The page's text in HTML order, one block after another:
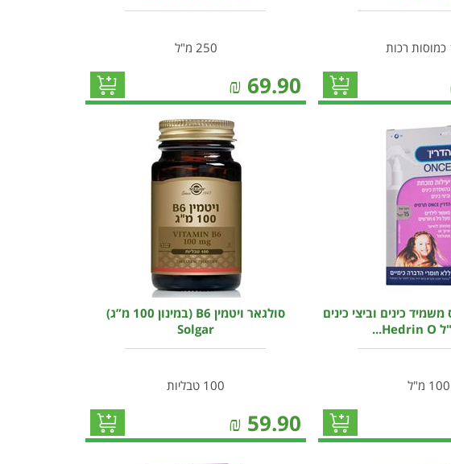
250 מ"ל
69.90
₪
משמיד כינים וביצי כינים
100 מ"ל
סולגאר ויטמין B6 (במינון 100 מ”ג)
Solgar
100 טבליות
59.90
₪